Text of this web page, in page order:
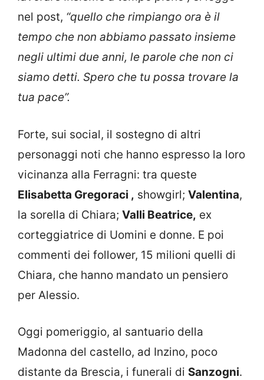
nel post, “quello che rimpiango ora è il
tempo che non abbiamo passato insieme
negli ultimi due anni, le parole che non ci
siamo detti. Spero che tu possa trovare la
tua pace”.
Forte, sui social, il sostegno di altri
personaggi noti che hanno espresso la loro
vicinanza alla Ferragni: tra queste
Elisabetta Gregoraci , showgirl; Valentina,
la sorella di Chiara; Valli Beatrice, ex
corteggiatrice di Uomini e donne. E poi
commenti dei follower, 15 milioni quelli di
Chiara, che hanno mandato un pensiero
per Alessio.
Oggi pomeriggio, al santuario della
Madonna del castello, ad Inzino, poco
distante da Brescia, i funerali di Sanzogni.